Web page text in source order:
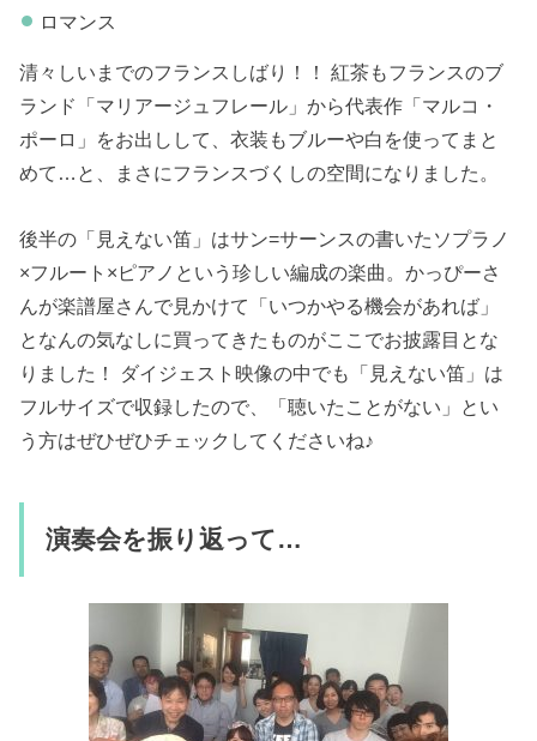
ロマンス
清々しいまでのフランスしばり！！ 紅茶もフランスのブ
ランド「マリアージュフレール」から代表作「マルコ・
ポーロ」をお出しして、衣装もブルーや白を使ってまと
めて…と、まさにフランスづくしの空間になりました。
後半の「見えない笛」はサン=サーンスの書いたソプラノ
×フルート×ピアノという珍しい編成の楽曲。かっぴーさ
んが楽譜屋さんで見かけて「いつかやる機会があれば」
となんの気なしに買ってきたものがここでお披露目とな
りました！ ダイジェスト映像の中でも「見えない笛」は
フルサイズで収録したので、「聴いたことがない」とい
う方はぜひぜひチェックしてくださいね♪
演奏会を振り返って…